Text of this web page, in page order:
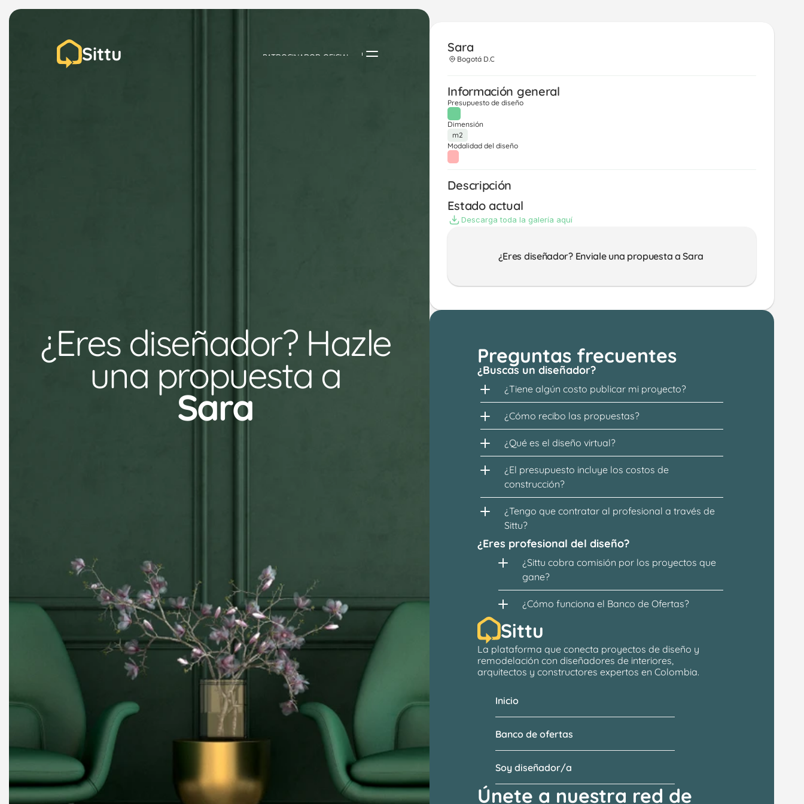
Sittu PATROCINADOR OFICIAL
¿Eres diseñador? Hazle
una propuesta a
Sara
Sara
Bogotá D.C
Información general
Presupuesto de diseño
Dimensión
m2
Modalidad del diseño
Descripción
Estado actual
Descarga toda la galería aquí
¿Eres diseñador? Enviale una propuesta a Sara
Preguntas frecuentes
¿Buscas un diseñador?
¿Tiene algún costo publicar mi proyecto?
¿Cómo recibo las propuestas?
¿Qué es el diseño virtual?
¿El presupuesto incluye los costos de
construcción?
¿Tengo que contratar al profesional a través de
Sittu?
¿Eres profesional del diseño?
¿Sittu cobra comisión por los proyectos que
gane?
¿Cómo funciona el Banco de Ofertas?
Sittu
La plataforma que conecta proyectos de diseño y
remodelación con diseñadores de interiores,
arquitectos y constructores expertos en Colombia.
Banco de ofertas
Soy diseñador/a
Inicio
Únete a nuestra red de